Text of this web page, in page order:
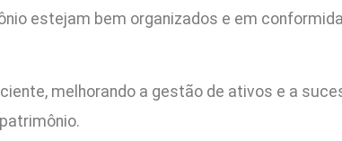
estejam bem organizados e em
melhorando a gestão de ativos e a